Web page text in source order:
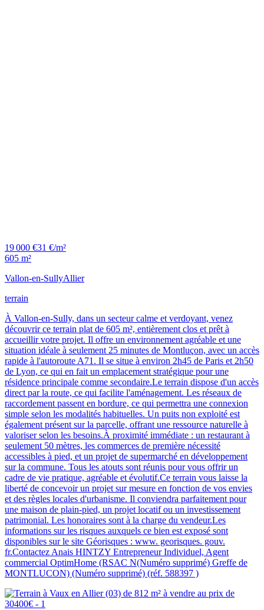
19 000 €31 €/m²
605 m²
Vallon-en-SullyAllier
terrain
À Vallon-en-Sully, dans un secteur calme et verdoyant, venez
découvrir ce terrain plat de 605 m², entièrement clos et prêt à
accueillir votre projet. Il offre un environnement agréable et une
situation idéale à seulement 25 minutes de Montluçon, avec un accès
rapide à l'autoroute A71. Il se situe à environ 2h45 de Paris et 2h50
de Lyon, ce qui en fait un emplacement stratégique pour une
résidence principale comme secondaire.Le terrain dispose d'un accès
direct par la route, ce qui facilite l'aménagement. Les réseaux de
raccordement passent en bordure, ce qui permettra une connexion
simple selon les modalités habituelles. Un puits non exploité est
également présent sur la parcelle, offrant une ressource naturelle à
valoriser selon les besoins.À proximité immédiate : un restaurant à
seulement 50 mètres, les commerces de première nécessité
accessibles à pied, et un projet de supermarché en développement
sur la commune. Tous les atouts sont réunis pour vous offrir un
cadre de vie pratique, agréable et évolutif.Ce terrain vous laisse la
liberté de concevoir un projet sur mesure en fonction de vos envies
et des règles locales d'urbanisme. Il conviendra parfaitement pour
une maison de plain-pied, un projet locatif ou un investissement
patrimonial. Les honoraires sont à la charge du vendeur.Les
informations sur les risques auxquels ce bien est exposé sont
disponibles sur le site Géorisques : www. georisques. gouv.
fr.Contactez Anais HINTZY Entrepreneur Individuel, Agent
commercial OptimHome (RSAC N(Numéro supprimé) Greffe de
MONTLUCON) (Numéro supprimé) (réf. 588397 )